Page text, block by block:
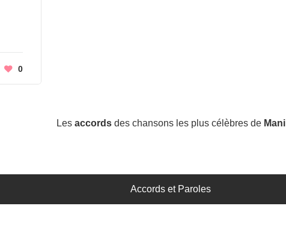
0
Les accordsdes chansons les plus célèbres de Mani
Accords et Paroles